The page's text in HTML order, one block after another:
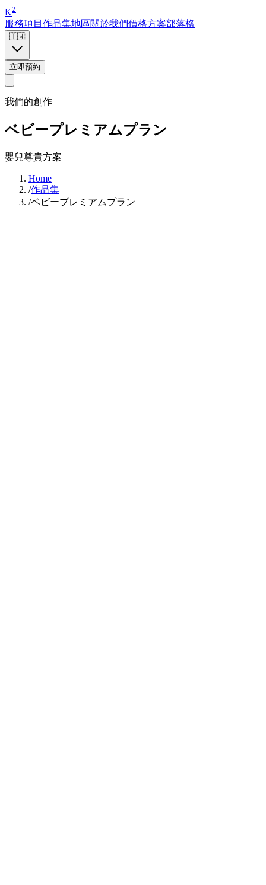
K2
服務項目 作品集地區關於我們價格方案部落格
🇹🇼
立即預約
我們的創作
ベビープレミアムプラン
嬰兒尊貴方案
Home
/作品集
/ベビープレミアムプラン